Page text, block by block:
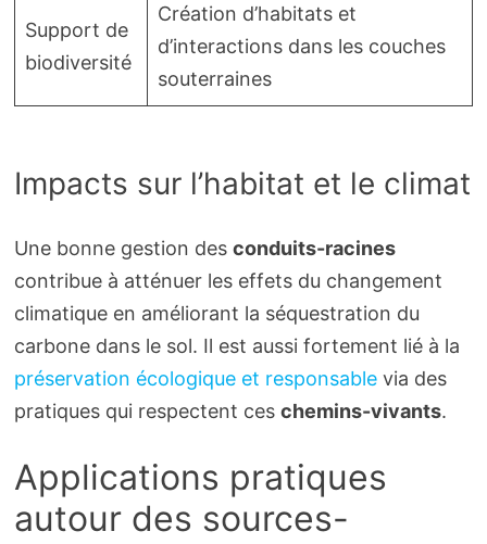
Support de
biodiversité
Création d’habitats et
d’interactions dans les couches
souterraines
Impacts sur l’habitat et le climat
Une bonne gestion des conduits-racines
contribue à atténuer les effets du changement
climatique en améliorant la séquestration du
carbone dans le sol. Il est aussi fortement lié à la
préservation écologique et responsablevia des
pratiques qui respectent ces chemins-vivants.
Applications pratiques
autour des sources-